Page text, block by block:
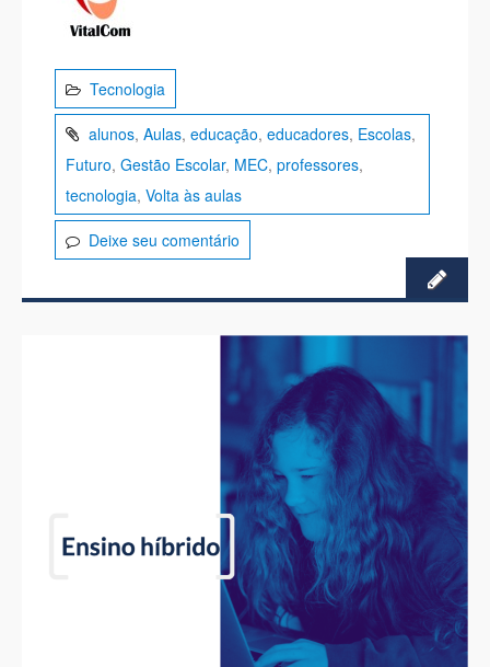
Tecnologia
alunos,Aulas,educação,educadores, Escolas,
Futuro,Gestão Escolar, MEC,professores,
tecnologia,Volta às aulas
Deixe seu comentário